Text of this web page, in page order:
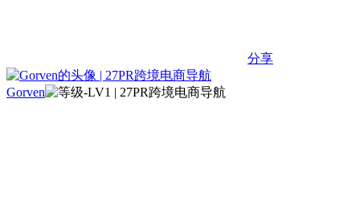
分享
Gorven